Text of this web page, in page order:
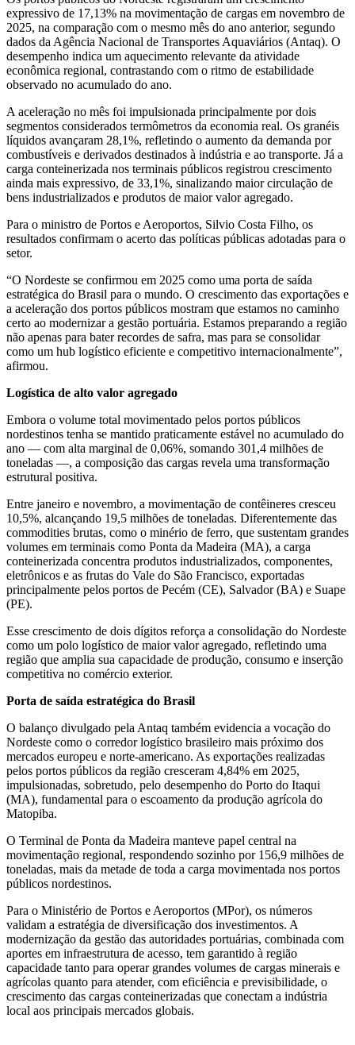
expressivo de 17,13% na movimentação de cargas em novembro de
2025, na comparação com o mesmo mês do ano anterior, segundo
dados da Agência Nacional de Transportes Aquaviários (Antaq). O
desempenho indica um aquecimento relevante da atividade
econômica regional, contrastando com o ritmo de estabilidade
observado no acumulado do ano.
A aceleração no mês foi impulsionada principalmente por dois
segmentos considerados termômetros da economia real. Os granéis
líquidos avançaram 28,1%, refletindo o aumento da demanda por
combustíveis e derivados destinados à indústria e ao transporte. Já a
carga conteinerizada nos terminais públicos registrou crescimento
ainda mais expressivo, de 33,1%, sinalizando maior circulação de
bens industrializados e produtos de maior valor agregado.
Para o ministro de Portos e Aeroportos, Silvio Costa Filho, os
resultados confirmam o acerto das políticas públicas adotadas para o
setor.
“O Nordeste se confirmou em 2025 como uma porta de saída
estratégica do Brasil para o mundo. O crescimento das exportações e
a aceleração dos portos públicos mostram que estamos no caminho
certo ao modernizar a gestão portuária. Estamos preparando a região
não apenas para bater recordes de safra, mas para se consolidar
como um hub logístico eficiente e competitivo internacionalmente”,
afirmou.
Logística de alto valor agregado
Embora o volume total movimentado pelos portos públicos
nordestinos tenha se mantido praticamente estável no acumulado do
ano — com alta marginal de 0,06%, somando 301,4 milhões de
toneladas —, a composição das cargas revela uma transformação
estrutural positiva.
Entre janeiro e novembro, a movimentação de contêineres cresceu
10,5%, alcançando 19,5 milhões de toneladas. Diferentemente das
commodities brutas, como o minério de ferro, que sustentam grandes
volumes em terminais como Ponta da Madeira (MA), a carga
conteinerizada concentra produtos industrializados, componentes,
eletrônicos e as frutas do Vale do São Francisco, exportadas
principalmente pelos portos de Pecém (CE), Salvador (BA) e Suape
(PE).
Esse crescimento de dois dígitos reforça a consolidação do Nordeste
como um polo logístico de maior valor agregado, refletindo uma
região que amplia sua capacidade de produção, consumo e inserção
competitiva no comércio exterior.
Porta de saída estratégica do Brasil
O balanço divulgado pela Antaq também evidencia a vocação do
Nordeste como o corredor logístico brasileiro mais próximo dos
mercados europeu e norte-americano. As exportações realizadas
pelos portos públicos da região cresceram 4,84% em 2025,
impulsionadas, sobretudo, pelo desempenho do Porto do Itaqui
(MA), fundamental para o escoamento da produção agrícola do
Matopiba.
O Terminal de Ponta da Madeira manteve papel central na
movimentação regional, respondendo sozinho por 156,9 milhões de
toneladas, mais da metade de toda a carga movimentada nos portos
públicos nordestinos.
Para o Ministério de Portos e Aeroportos (MPor), os números
validam a estratégia de diversificação dos investimentos. A
modernização da gestão das autoridades portuárias, combinada com
aportes em infraestrutura de acesso, tem garantido à região
capacidade tanto para operar grandes volumes de cargas minerais e
agrícolas quanto para atender, com eficiência e previsibilidade, o
crescimento das cargas conteinerizadas que conectam a indústria
local aos principais mercados globais.